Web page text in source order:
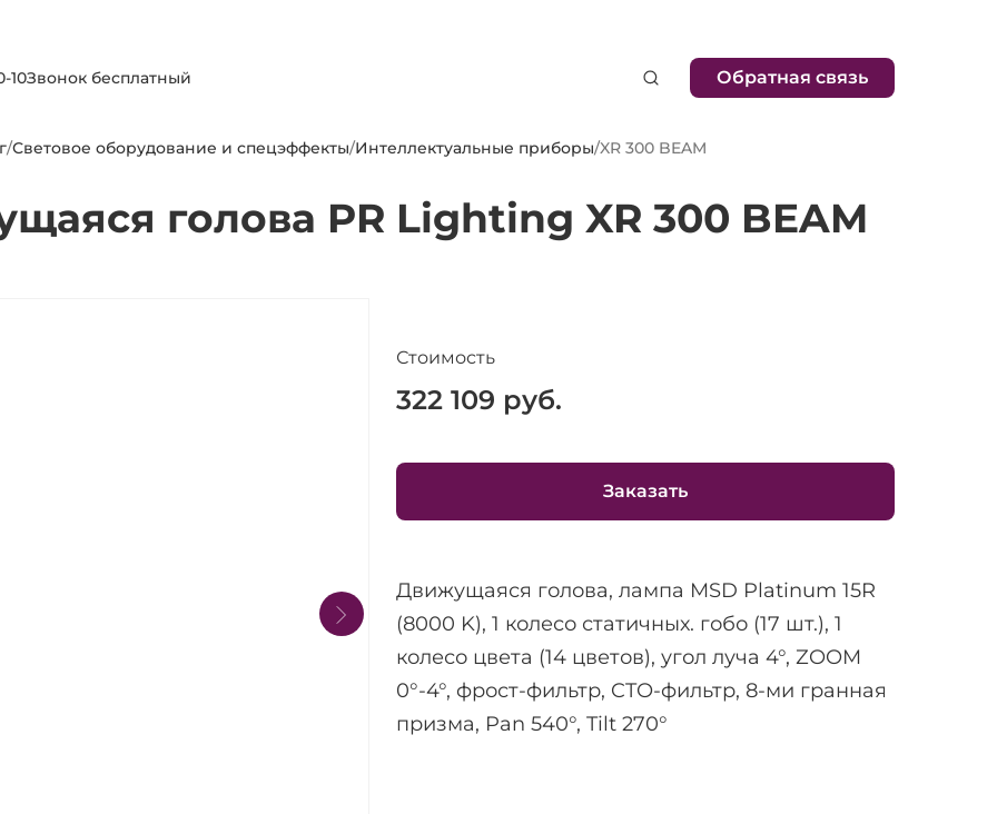
10Звонок бесплатный Обратная связь
/Световое оборудование и спецэффекты/Интеллектуальные приборы/XR 300 BEAM
голова PR Lighting XR 300 BEAM
Стоимость
322 109 руб.
Заказать
Движущаяся голова, лампа MSD Platinum 15R
(8000 K), 1 колесо статичных. гобо (17 шт.), 1
колесо цвета (14 цветов), угол луча 4°, ZOOM
0°-4°, фрост-фильтр, CTO-фильтр, 8-ми гранная
призма, Pan 540°, Tilt 270°